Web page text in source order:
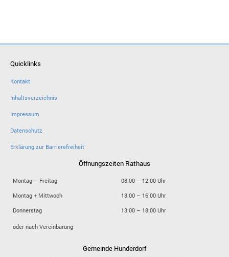
Quicklinks
Kontakt
Inhaltsverzeichnis
Impressum
Datenschutz
Erklärung zur Barrierefreiheit
Öffnungszeiten Rathaus
Montag – Freitag
08:00 – 12:00 Uhr
Montag + Mittwoch
13:00 – 16:00 Uhr
Donnerstag
13:00 – 18:00 Uhr
oder nach Vereinbarung
Gemeinde Hunderdorf